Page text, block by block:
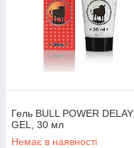
Гель BULL POWER DELAY
GEL, 30 мл
Немає в наявності